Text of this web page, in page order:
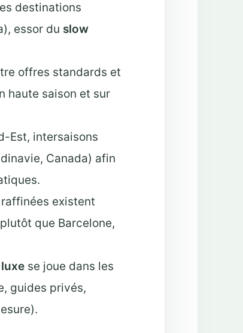
destinations
essor du slow
offres standards et
haute saison et sur
Est, intersaisons
Canada) afin
existent
que Barcelone,
se joue dans les
guides privés,